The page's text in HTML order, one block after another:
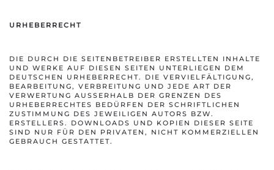
URHEBERRECHT
DIE DURCH DIE SEITENBETREIBER ERSTELLTEN INHALTE
UND WERKE AUF DIESEN SEITEN UNTERLIEGEN DEM
DEUTSCHEN URHEBERRECHT. DIE VERVIELFÄLTIGUNG,
BEARBEITUNG, VERBREITUNG UND JEDE ART DER
VERWERTUNG AUSSERHALB DER GRENZEN DES U
RHEBERRECHTES BEDÜRFEN DER SCHRIFTLICHEN Z
USTIMMUNG DES JEWEILIGEN AUTORS BZW. E
RSTELLERS. DOWNLOADS UND KOPIEN DIESER SEITE S
IND NUR FÜR DEN PRIVATEN, NICHT KOMMERZIELLEN G
EBRAUCH GESTATTET.